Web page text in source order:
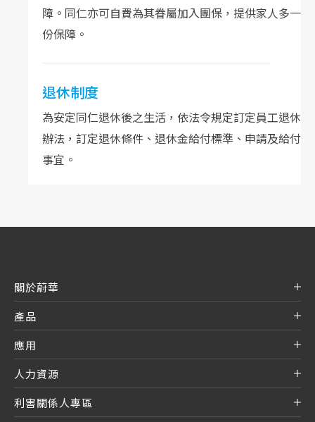
障。同仁亦可自費為其眷屬加入團保，提供家人多一
份保障。
退休制度
為安定同仁退休後之生活，依法令規定訂定員工退休
辦法，訂定退休條件、退休金給付標準、申請及給付
事宜。
關於蔚華
產品
應用
人力資源
利害關係人專區